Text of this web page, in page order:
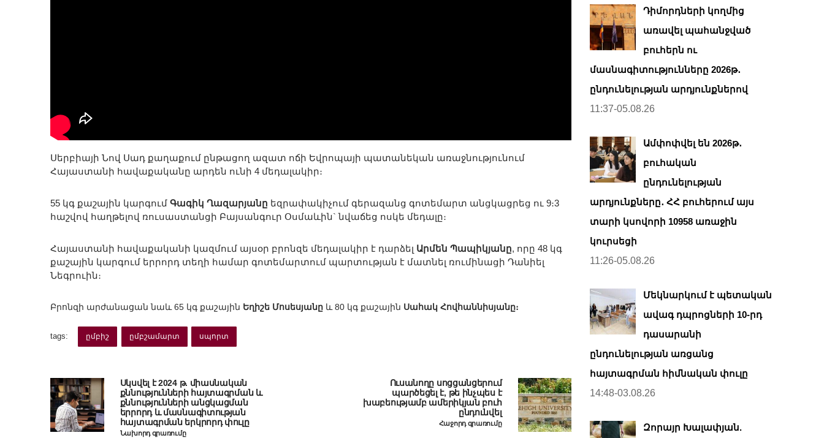
Սերբիայի Նով Սադ քաղաքում ընթացող ազատ ոճի Եվրոպայի պատանեկան առաջնությունում
Հայաստանի հավաքականը արդեն ունի 4 մեդալակիր։
55 կգ քաշային կարգում Գագիկ Ղազարյանը եզրափակիչում գերազանց գոտեմարտ անցկացրեց ու 9։3
հաշվով հաղթելով ռուսաստանցի Բայսանգուր Օսմաևին` նվաճեց ոսկե մեդալը։
Հայաստանի հավաքականի կազմում այսօր բրոնզե մեդալակիր է դարձել Արմեն Պապիկյանը, որը 48 կգ
քաշային կարգում երրորդ տեղի համար գոտեմարտում պարտության է մատնել ռումինացի Դանիել
Նեգրուին։
Բրոնզի արժանացան նաև 65 կգ քաշային Եղիշե Մոսեսյանը և 80 կգ քաշային Սահակ Հովհաննիսյանը։
tags: ըմբիշ ըմբշամարտ սպորտ
Սկսվել է 2024 թ. միասնական
քննությունների հայտագրման և
քննությունների անցկացման
երրորդ և մասնագիտության
հայտագրման երկրորդ փուլը
Նախորդ գրառումը
Ուսանողը սոցցանցերում
պարծեցել է, թե ինչպես է
խաբեությամբ ամերիկյան բուհ
ընդունվել
Հաջորդ գրառումը
Դիմորդների կողմից
առավել պահանջված
բուհերն ու
մասնագիտությունները 2026թ․
ընդունելության արդյունքներով
11:37-05.08.26
Ամփոփվել են 2026թ․
բուհական
ընդունելության
արդյունքները․ ՀՀ բուհերում այս
տարի կսովորի 10958 առաջին
կուրսեցի
11:26-05.08.26
Մեկնարկում է պետական
ավագ դպրոցների 10-րդ
դասարանի
ընդունելության առցանց
հայտագրման հիմնական փուլը
14:48-03.08.26
Զորայր Խալափյան.